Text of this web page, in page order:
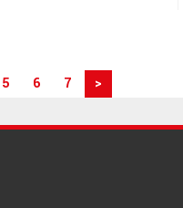
5 6 7 >